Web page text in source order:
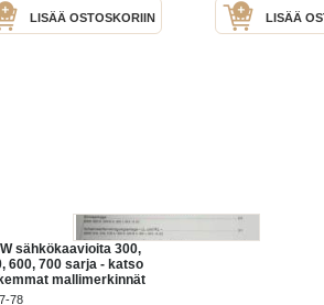
LISÄÄ OSTOSKORIIN LISÄÄ
sähkökaavioita 300,
600, 700 sarja - katso
mallimerkinnät
78